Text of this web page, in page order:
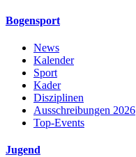
Bogensport
News
Kalender
Sport
Kader
Disziplinen
Ausschreibungen 2026
Top-Events
Jugend